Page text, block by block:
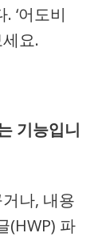
‘어도비
요.
기능입니
나, 내용
(HWP) 파